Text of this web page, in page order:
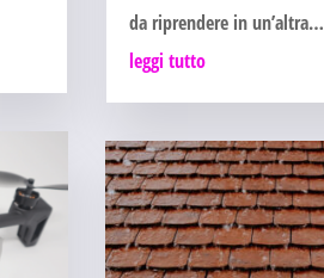
da riprendere in un’altra…
leggi tutto